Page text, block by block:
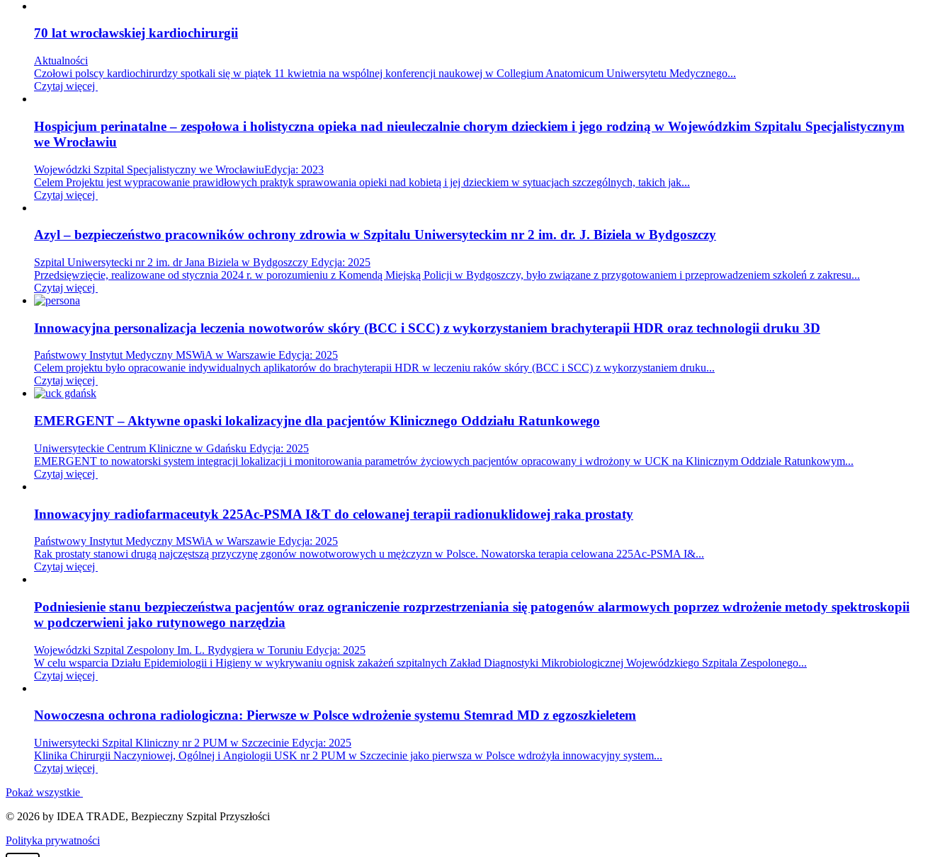
70 lat wrocławskiej kardiochirurgii
Aktualności
Czołowi polscy kardiochirurdzy spotkali się w piątek 11 kwietnia na wspólnej konferencji naukowej w Collegium Anatomicum Uniwersytetu Medycznego...
Czytaj więcej
Hospicjum perinatalne – zespołowa i holistyczna opieka nad nieuleczalnie chorym dzieckiem i jego rodziną w Wojewódzkim Szpitalu Specjalistycznym
we Wrocławiu
Wojewódzki Szpital Specjalistyczny we WrocławiuEdycja: 2023
Celem Projektu jest wypracowanie prawidłowych praktyk sprawowania opieki nad kobietą i jej dzieckiem w sytuacjach szczególnych, takich jak...
Czytaj więcej
Azyl – bezpieczeństwo pracowników ochrony zdrowia w Szpitalu Uniwersyteckim nr 2 im. dr. J. Biziela w Bydgoszczy
Szpital Uniwersytecki nr 2 im. dr Jana Biziela w Bydgoszczy Edycja: 2025
Przedsięwzięcie, realizowane od stycznia 2024 r. w porozumieniu z Komendą Miejską Policji w Bydgoszczy, było związane z przygotowaniem i przeprowadzeniem szkoleń z zakresu...
Czytaj więcej
Innowacyjna personalizacja leczenia nowotworów skóry (BCC i SCC) z wykorzystaniem brachyterapii HDR oraz technologii druku 3D
Państwowy Instytut Medyczny MSWiA w Warszawie Edycja: 2025
Celem projektu było opracowanie indywidualnych aplikatorów do brachyterapii HDR w leczeniu raków skóry (BCC i SCC) z wykorzystaniem druku...
Czytaj więcej
EMERGENT – Aktywne opaski lokalizacyjne dla pacjentów Klinicznego Oddziału Ratunkowego
Uniwersyteckie Centrum Kliniczne w Gdańsku Edycja: 2025
EMERGENT to nowatorski system integracji lokalizacji i monitorowania parametrów życiowych pacjentów opracowany i wdrożony w UCK na Klinicznym Oddziale Ratunkowym...
Czytaj więcej
Innowacyjny radiofarmaceutyk 225Ac-PSMA I&T do celowanej terapii radionuklidowej raka prostaty
Państwowy Instytut Medyczny MSWiA w Warszawie Edycja: 2025
Rak prostaty stanowi drugą najczęstszą przyczynę zgonów nowotworowych u mężczyzn w Polsce. Nowatorska terapia celowana 225Ac-PSMA I&...
Czytaj więcej
Podniesienie stanu bezpieczeństwa pacjentów oraz ograniczenie rozprzestrzeniania się patogenów alarmowych poprzez wdrożenie metody spektroskopii
w podczerwieni jako rutynowego narzędzia
Wojewódzki Szpital Zespolony Im. L. Rydygiera w Toruniu Edycja: 2025
W celu wsparcia Działu Epidemiologii i Higieny w wykrywaniu ognisk zakażeń szpitalnych Zakład Diagnostyki Mikrobiologicznej Wojewódzkiego Szpitala Zespolonego...
Czytaj więcej
Nowoczesna ochrona radiologiczna: Pierwsze w Polsce wdrożenie systemu Stemrad MD z egzoszkieletem
Uniwersytecki Szpital Kliniczny nr 2 PUM w Szczecinie Edycja: 2025
Klinika Chirurgii Naczyniowej, Ogólnej i Angiologii USK nr 2 PUM w Szczecinie jako pierwsza w Polsce wdrożyła innowacyjny system...
Czytaj więcej
Pokaż wszystkie
© 2026 by IDEA TRADE, Bezpieczny Szpital Przyszłości
Polityka prywatności